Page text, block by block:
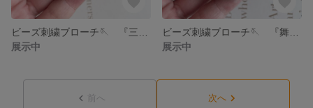
展示中
展示中
前へ 次へ